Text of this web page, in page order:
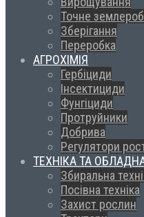
Точне
Зберігання
Переробка
АГРОХІМІЯ
Гербіциди
Інсектициди
Фунгіциди
Протруйники
Добрива
Регулятори
ТЕХНІКА ТА
Збиральна
Посівна техніка
Захист рослин